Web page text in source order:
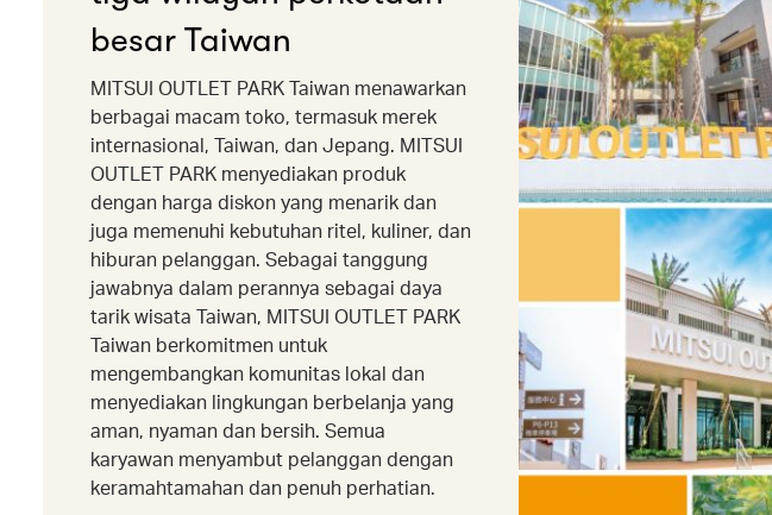
besar Taiwan
MITSUI OUTLET PARK Taiwan menawarkan
berbagai macam toko, termasuk merek
internasional, Taiwan, dan Jepang. MITSUI
OUTLET PARK menyediakan produk
dengan harga diskon yang menarik dan
juga memenuhi kebutuhan ritel, kuliner, dan
hiburan pelanggan. Sebagai tanggung
jawabnya dalam perannya sebagai daya
tarik wisata Taiwan, MITSUI OUTLET PARK
Taiwan berkomitmen untuk
mengembangkan komunitas lokal dan
menyediakan lingkungan berbelanja yang
aman, nyaman dan bersih. Semua
karyawan menyambut pelanggan dengan
keramahtamahan dan penuh perhatian.